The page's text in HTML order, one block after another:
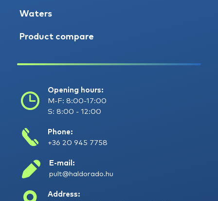
Waters
Product compare
Opening hours:
M-F: 8:00-17:00
S: 8:00 - 12:00
Phone:
+36 20 945 7758
E-mail:
pult@haldorado.hu
Address: